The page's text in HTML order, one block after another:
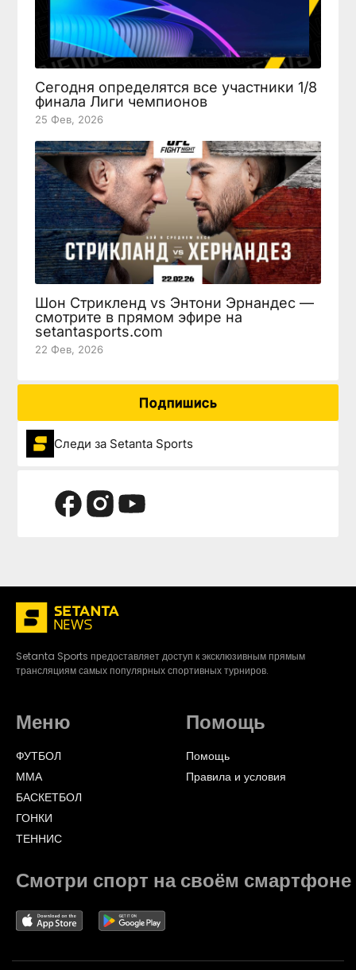
Сегодня определятся все участники 1/8
финала Лиги чемпионов
25 Фев, 2026
Шон Стрикленд vs Энтони Эрнандес —
смотрите в прямом эфире на
setantasports.com
22 Фев, 2026
Подпишись
Следи за Setanta Sports
Setanta Sports предоставляет доступ к эксклюзивным прямым
трансляциям самых популярных спортивных турниров.
Меню
ФУТБОЛ
ММА
БАСКЕТБОЛ
ГОНКИ
ТЕННИС
Помощь
Помощь
Правила и условия
Смотри спорт на своём смартфоне